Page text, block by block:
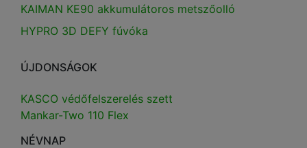
KAIMAN KE90 akkumulátoros metszőolló
HYPRO 3D DEFY fúvóka
ÚJDONSÁGOK
KASCO védőfelszerelés szett
Mankar-Two 110 Flex
NÉVNAP